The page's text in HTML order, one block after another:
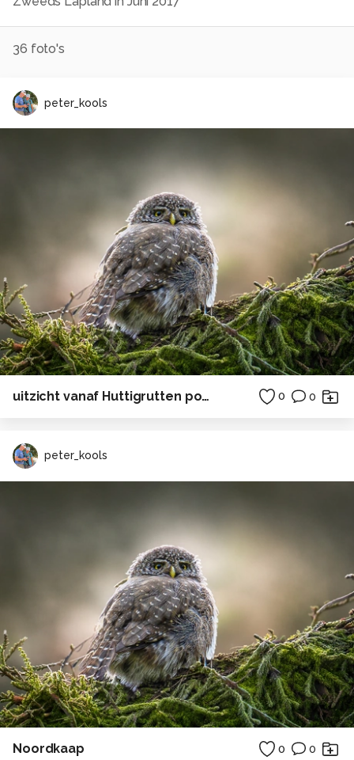
36 foto's
peter_kools
uitzicht vanaf Huttigrutten postboot 0 0
peter_kools
Noordkaap 0 0